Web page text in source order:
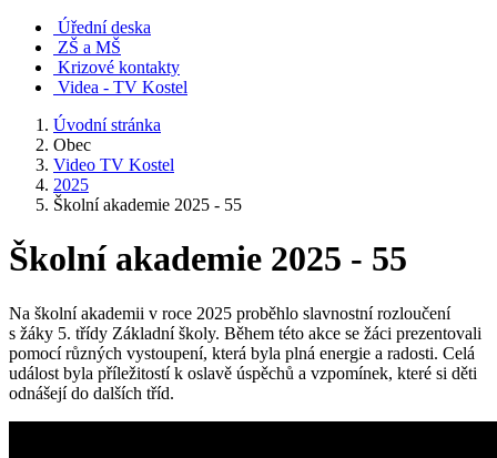
Úřední deska
ZŠ a MŠ
Krizové kontakty
Videa - TV Kostel
Úvodní stránka
Obec
Video TV Kostel
2025
Školní akademie 2025 - 55
Školní akademie 2025 - 55
Na školní akademii v roce 2025 proběhlo slavnostní rozloučení
s žáky 5. třídy Základní školy. Během této akce se žáci prezentovali
pomocí různých vystoupení, která byla plná energie a radosti. Celá
událost byla příležitostí k oslavě úspěchů a vzpomínek, které si děti
odnášejí do dalších tříd.